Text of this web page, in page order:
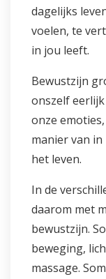
dagelijks
voelen, te
in jou leeft.
Bewustzijn
onszelf
onze
manier van
het leven.
In de
daarom met
bewustzijn.
beweging,
massage.